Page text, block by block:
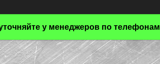
у менеджеров по телефонам